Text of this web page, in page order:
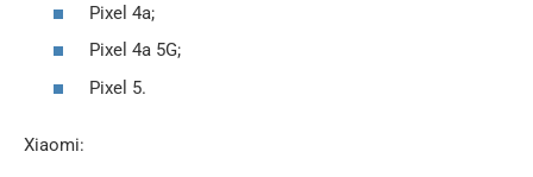
Pixel 4a;
Pixel 4a 5G;
Pixel 5.
Xiaomi: